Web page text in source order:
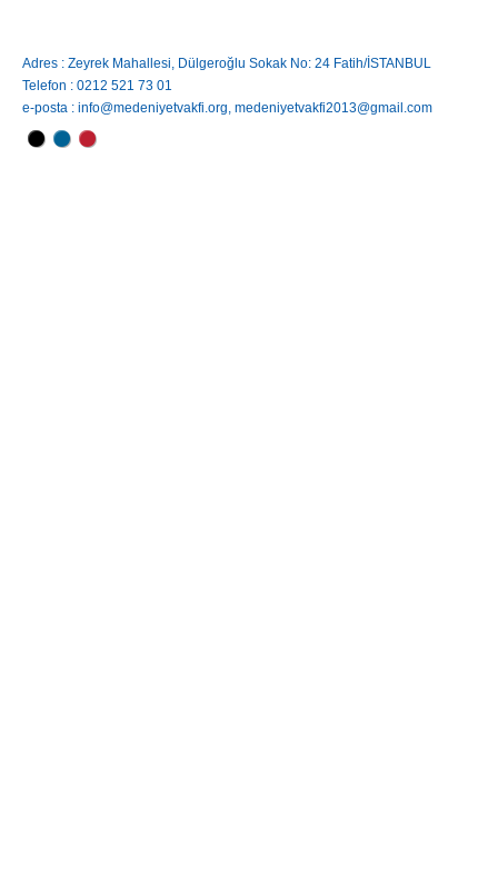
Adres : Zeyrek Mahallesi, Dülgeroğlu Sokak No: 24 Fatih/İSTANBUL
Telefon : 0212 521 73 01
e-posta : info@medeniyetvakfi.org, medeniyetvakfi2013@gmail.com